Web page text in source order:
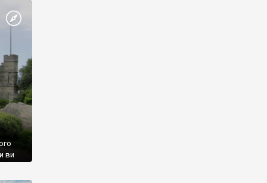
ви